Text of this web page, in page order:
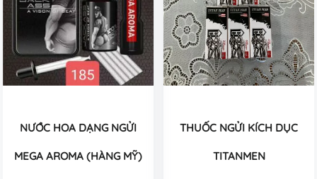
NƯỚC HOA DẠNG NGỬI
MEGA AROMA (HÀNG MỸ)
THUỐC NGỬI KÍCH DỤC
TITANMEN